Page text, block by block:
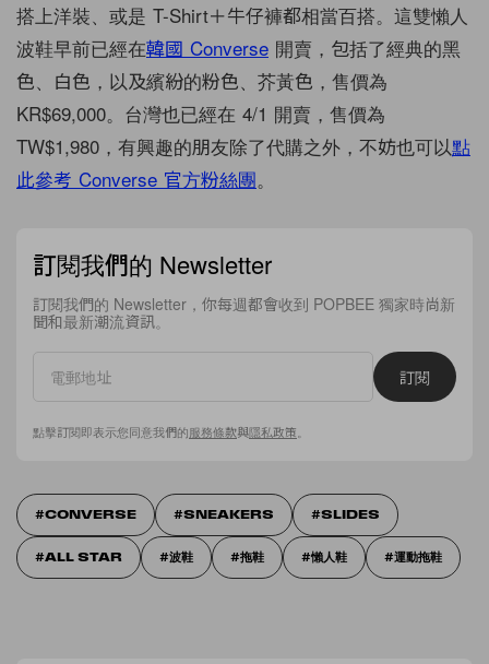
搭上洋裝、或是 T-Shirt＋牛仔褲都相當百搭。這雙懶人
波鞋早前已經在韓國 Converse 開賣，包括了經典的黑
色、白色，以及繽紛的粉色、芥黃色，售價為
KR$69,000。台灣也已經在 4/1 開賣，售價為
TW$1,980，有興趣的朋友除了代購之外，不妨也可以點
此參考 Converse 官方粉絲團。
訂閱我們的 Newsletter
訂閱我們的 Newsletter，你每週都會收到 POPBEE 獨家時尚新
聞和最新潮流資訊。
訂閱
點擊訂閱即表示您同意我們的服務條款與隱私政策。
CONVERSE SNEAKERS SLIDES
ALL STAR 波鞋 拖鞋 懶人鞋 運動拖鞋